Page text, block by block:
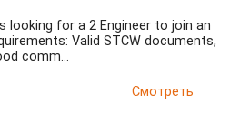
looking for a 2 Engineer to join an
Valid STCW documents,
comm…
Смотреть